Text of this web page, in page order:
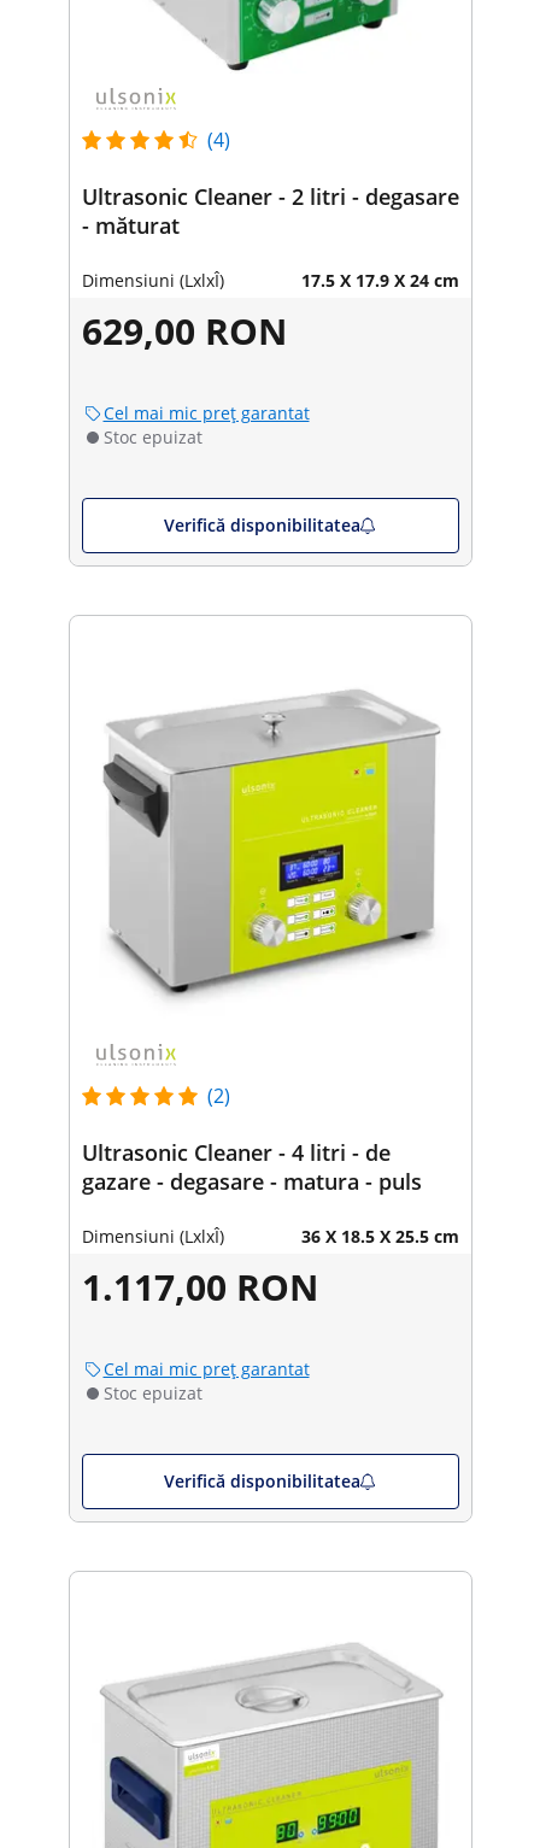
(4)
Ultrasonic Cleaner - 2 litri - degasare
- măturat
Dimensiuni (LxlxÎ) 17.5 X 17.9 X 24 cm
629,00 RON
Cel mai mic preț garantat
Stoc epuizat
Verifică disponibilitatea
(2)
Ultrasonic Cleaner - 4 litri - de
gazare - degasare - matura - puls
Dimensiuni (LxlxÎ) 36 X 18.5 X 25.5 cm
1.117,00 RON
Cel mai mic preț garantat
Stoc epuizat
Verifică disponibilitatea